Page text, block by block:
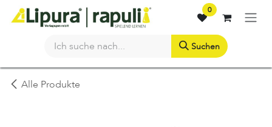
Zum Inhalt springen 0
Suchen
Alle Produkte